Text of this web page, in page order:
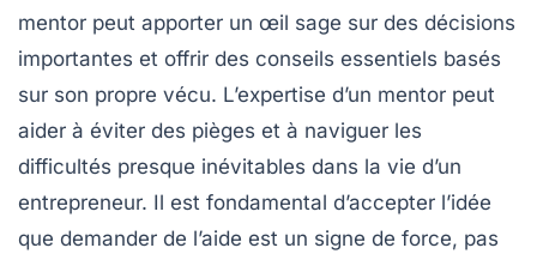
mentor peut apporter un œil sage sur des décisions
importantes et offrir des conseils essentiels basés
sur son propre vécu. L’expertise d’un mentor peut
aider à éviter des pièges et à naviguer les
difficultés presque inévitables dans la vie d’un
entrepreneur. Il est fondamental d’accepter l’idée
que demander de l’aide est un signe de force, pas